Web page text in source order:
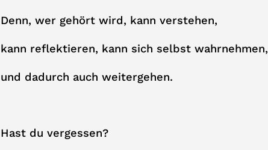
Denn, wer gehört wird, kann verstehen,
kann reflektieren, kann sich selbst wahrnehmen,
und dadurch auch weitergehen.
Hast du vergessen?